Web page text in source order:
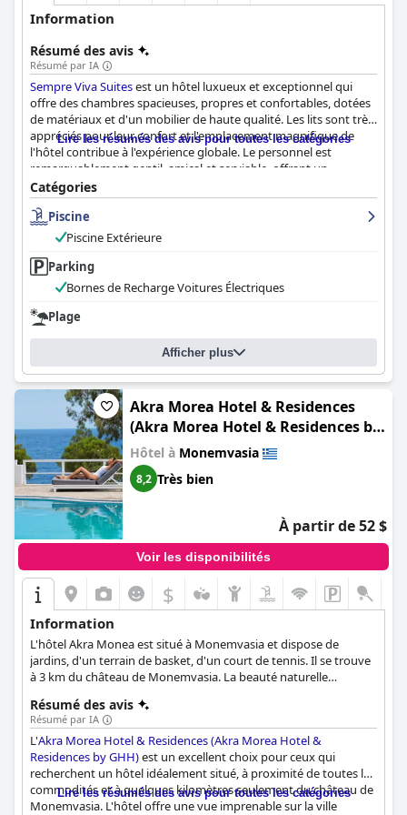
Information
Résumé des avis
Résumé par IA
Sempre Viva Suitesest un hôtel luxueux et exceptionnel qui
offre des chambres spacieuses, propres et confortables, dotées
de matériaux et d'un mobilier de haute qualité. Les lits sont très
appréciés pour leur confort et l'emplacement magnifique de
l'hôtel contribue à l'expérience globale. Le personnel est
remarquablement gentil, amical et serviable, offrant un
excellent service et faisant en sorte que les clients se sentent les
bienvenus. La piscine est incroyable, belle et plus grande que
d'habitude, avec une piscine à débordement qui offre une vue à
couper le souffle, parfaite pour se détendre au soleil. La piscine
les clients ont beaucoup appréciées. Dans l'ensemble,
Viva Suitesest un hôtel digne de 5 étoiles avec un personnel et
des équipements exceptionnels qui rendront votre séjour
agréable.
Lire les résumés des avis pour toutes les catégories
Catégories
Piscine
Piscine Extérieure
Parking
Bornes de Recharge Voitures Électriques
Plage
Afficher plus
Akra Morea Hotel & Residences
(Akra Morea Hotel & Residences by
GHH)
Hôtel à Monemvasia
8,2 Très bien
À partir de 52 $
Voir les disponibilités
$
Information
L'hôtel Akra Monea est situé à Monemvasia et dispose de
jardins, d'un terrain de basket, d'un court de tennis. Il se trouve
à 3 km du château de Monemvasia. La beauté naturelle
séjour idéal.
Résumé des avis
Résumé par IA
L'Akra Morea Hotel & Residences (Akra Morea Hotel &
Residences by GHH)est un excellent choix pour ceux qui
recherchent un hôtel idéalement situé, à proximité de toutes les
commodités et à quelques kilomètres seulement du château de
Monemvasia. L'hôtel offre une vue imprenable sur la ville
Lire les résumés des avis pour toutes les catégories